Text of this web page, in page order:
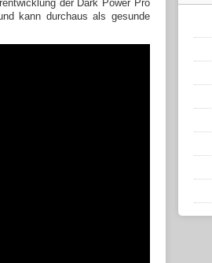
der Dark Power Pro
kann durchaus als gesunde